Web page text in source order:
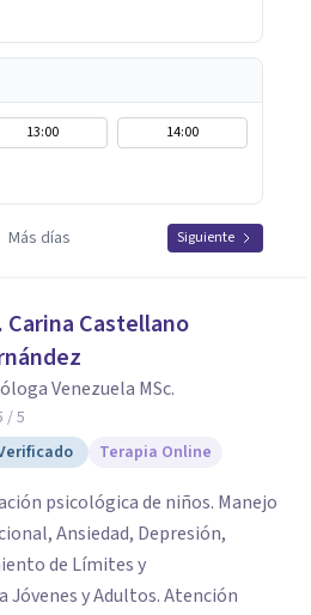
13:00
14:00
Más días Siguiente
Carina Castellano
Venezuela MSc.
/ 5
Terapia Online
psicológica de niños. Manejo
Ansiedad, Depresión,
de Límites y
y Adultos. Atención